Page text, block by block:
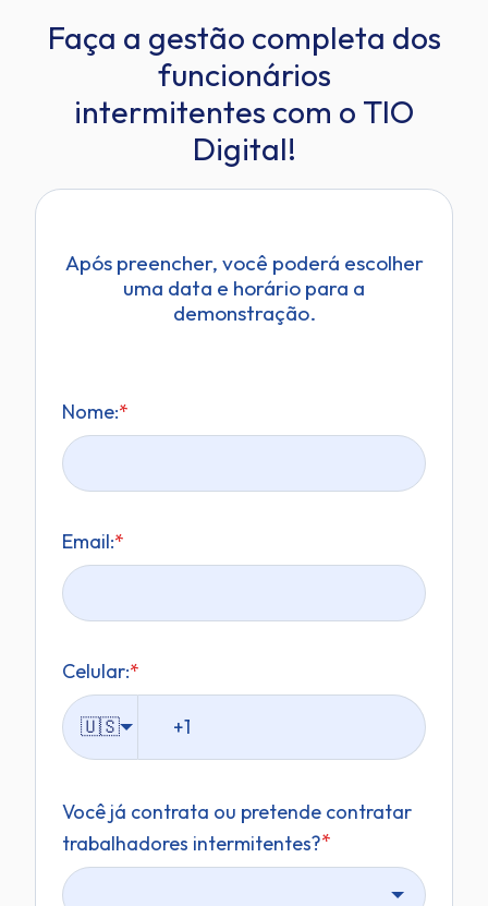
Faça a gestão completa dos
funcionários
intermitentes com o TIO
Digital!
Após preencher, você poderá escolher
uma data e horário para a
demonstração.
Nome:*
Email:*
Celular:*
🇺🇸
Você já contrata ou pretende contratar
trabalhadores intermitentes?*